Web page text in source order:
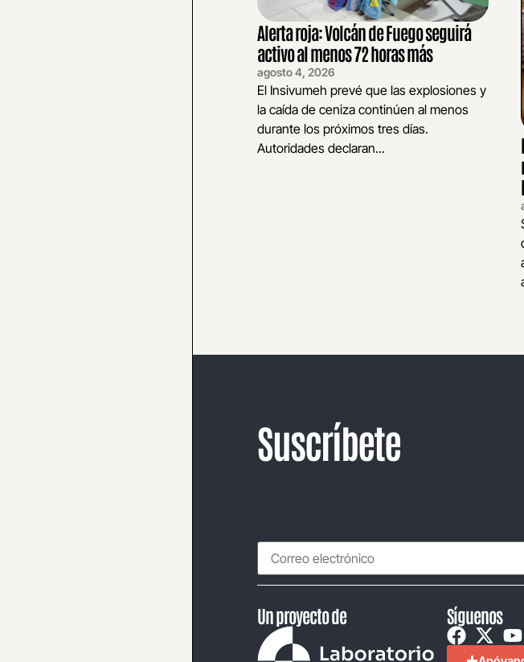
Alerta roja: Volcán de Fuego seguirá
activo al menos 72 horas más
agosto 4, 2026
El Insivumeh prevé que las explosiones y
la caída de ceniza continúen al menos
durante los próximos tres días.
Autoridades declaran...
Suscríbete
Un proyecto de Síguenos